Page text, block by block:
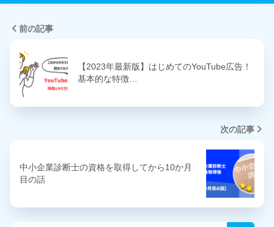
前の記事
【2023年最新版】はじめてのYouTube広告！
基本的な特徴…
次の記事
中小企業診断士の資格を取得してから10か月
目の話